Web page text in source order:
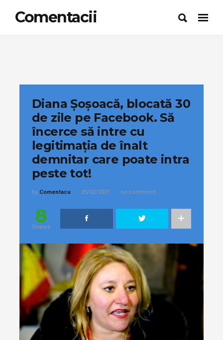
Comentacii
Diana Şoşoacă, blocată 30
de zile pe Facebook. Să
încerce să intre cu
legitimația de înalt
demnitar care poate intra
peste tot!
by Comentacu 25/02/2021 no comment
8
Shares